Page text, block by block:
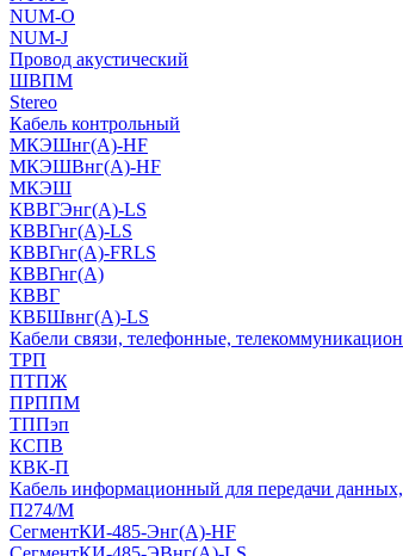
NUM-О
NUM-J
Провод акустический
ШВПМ
Stereo
Кабель контрольный
МКЭШнг(A)-HF
МКЭШВнг(А)-HF
МКЭШ
КВВГЭнг(А)-LS
КВВГнг(А)-LS
КВВГнг(А)-FRLS
КВВГнг(А)
КВВГ
КВБШвнг(А)-LS
Кабели связи, телефонные,
ТРП
ПТПЖ
ПРППМ
ТППэп
КСПВ
КВК-П
Кабель информационный для передачи
П274/М
СегментКИ-485-Энг(А)-HF